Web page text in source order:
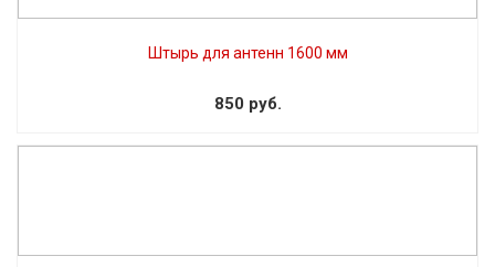
Штырь для антенн 1600 мм
850 руб.